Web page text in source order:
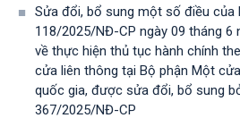
Sửa đổi, bổ sung một số điều của
118/2025/NĐ-CP ngày 09 tháng 6
về thực hiện thủ tục hành chính
cửa liên thông tại Bộ phận Một
quốc gia, được sửa đổi, bổ sung
367/2025/NĐ-СР